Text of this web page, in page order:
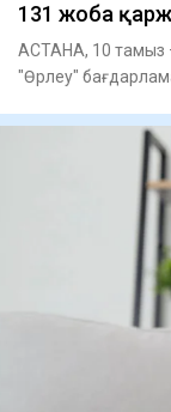
131 жоба
АСТАНА, 10 тамыз
"Өрлеу"